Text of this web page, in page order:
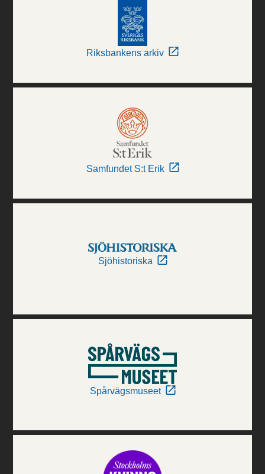
Riksbankens arkiv
Samfundet S:t Erik
Sjöhistoriska
Spårvägsmuseet